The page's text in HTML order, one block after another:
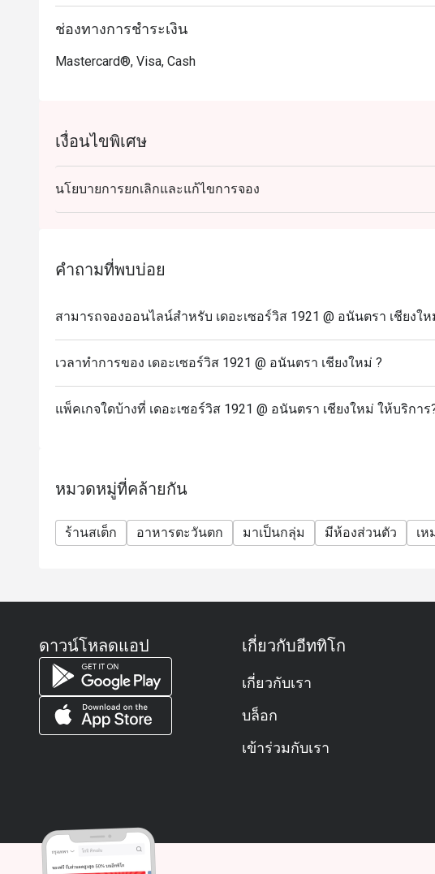
ช่องทางการชำระเงิน
Mastercard®, Visa, Cash
เงื่อนไขพิเศษ
นโยบายการยกเลิกและแก้ไขการจอง
คำถามที่พบบ่อย
สามารถจองออนไลน์สำหรับ เดอะเซอร์วิส 1921 @ อนันตรา เชียงใ
เวลาทำการของ เดอะเซอร์วิส 1921 @ อนันตรา เชียงใหม่ ?
แพ็คเกจใดบ้างที่ เดอะเซอร์วิส 1921 @ อนันตรา เชียงใหม่ ให้บริการ
หมวดหมู่ที่คล้ายกัน
ร้านสเต็ก อาหารตะวันตก มาเป็นกลุ่ม มีห้องส่วนตัว เห
ดาวน์โหลดแอป เกี่ยวกับอีททิโก
เกี่ยวกับเรา
บล็อก
เข้าร่วมกับเรา